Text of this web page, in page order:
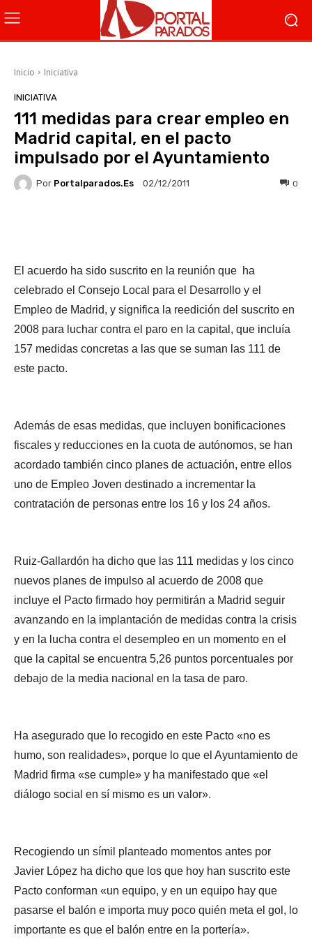
Inicio Iniciativa
INICIATIVA
111 medidas para crear empleo en
Madrid capital, en el pacto
impulsado por el Ayuntamiento
Por Portalparados.es 02/12/2011 0
El acuerdo ha sido suscrito en la reunión que ha
celebrado el Consejo Local para el Desarrollo y el
Empleo de Madrid, y significa la reedición del suscrito en
2008 para luchar contra el paro en la capital, que incluía
157 medidas concretas a las que se suman las 111 de
este pacto.
Además de esas medidas, que incluyen bonificaciones
fiscales y reducciones en la cuota de autónomos, se han
acordado también cinco planes de actuación, entre ellos
uno de Empleo Joven destinado a incrementar la
contratación de personas entre los 16 y los 24 años.
Ruiz-Gallardón ha dicho que las 111 medidas y los cinco
nuevos planes de impulso al acuerdo de 2008 que
incluye el Pacto firmado hoy permitirán a Madrid seguir
avanzando en la implantación de medidas contra la crisis
y en la lucha contra el desempleo en un momento en el
que la capital se encuentra 5,26 puntos porcentuales por
debajo de la media nacional en la tasa de paro.
Ha asegurado que lo recogido en este Pacto «no es
humo, son realidades», porque lo que el Ayuntamiento de
Madrid firma «se cumple» y ha manifestado que «el
diálogo social en sí mismo es un valor».
Recogiendo un símil planteado momentos antes por
Javier López ha dicho que los que hoy han suscrito este
Pacto conforman «un equipo, y en un equipo hay que
pasarse el balón e importa muy poco quién meta el gol, lo
importante es que el balón entre en la portería».